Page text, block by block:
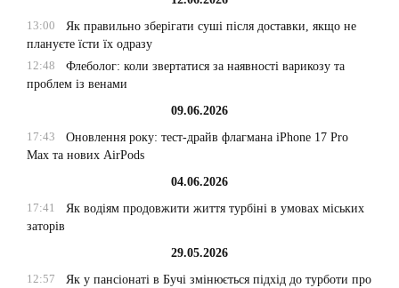
13:00
Як правильно зберігати суші після доставки, якщо не
плануєте їсти їх одразу
12:48
Флеболог: коли звертатися за наявності варикозу та
проблем із венами
09.06.2026
17:43
Оновлення року: тест-драйв флагмана iPhone 17 Pro
Max та нових AirPods
04.06.2026
17:41
Як водіям продовжити життя турбіні в умовах міських
заторів
29.05.2026
12:57
Як у пансіонаті в Бучі змінюється підхід до турботи про